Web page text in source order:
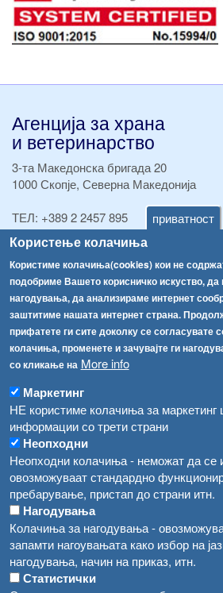
приватност
Користење колачиња
Користиме колачиња(cookies) кои не
подобриме Вашето корисничко искуство,
нагодувања, да анализираме интернет
заштитиме нашата интернет страна.
прифатете ги сите доколку се согласувате
колачиња, променете и зачувајте ги
со кликање на More info
Маркетинг
НЕ користиме колачиња за
информации со трети страни
Неопходни
Неопходни колачиња - неможат да се
овозможуваат стандардно
пребарување, пристап до страни итн.
Нагодувања
Колачиња за нагодувања -
запамти нагоувањата како избор на
нагодувања, начин на приказ, итн.
Статистички
Агенција за храна
и ветеринарство
3-та Македонска бригада 20
1000 Скопје, Северна Македонија
ТЕЛ: +389 2 2457 895
ТЕЛ:+389 2 2457 873
Факс:+389 2 2457 893
Факс:+389 2 2457 871
info@fva.gov.mk
[АХВ-претходна страна]
Соопштенија
Република Бугарија ги засили официјалните контроли при увоз на свежо овошје и зеленчук
Високите температури ризик од труење со храна, опасни се и за животните
Водата во Гостивар може да се користи како техничка, продолжува испораката на флаширана вода
Во Гостивар спроведени 70 вонредни контроли
Забраната за водата во Гостивар останува на сила, операторите да користат само технички безбедна вода
Навигација
Архива
Обрасци
Огласи